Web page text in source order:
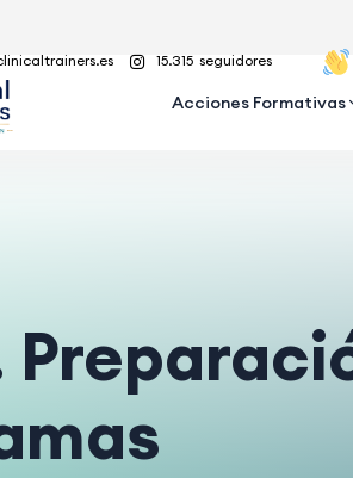
15.315 seguidores
Acciones Formativas